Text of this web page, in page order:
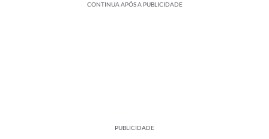
CONTINUA APÓS A PUBLICIDADE
PUBLICIDADE